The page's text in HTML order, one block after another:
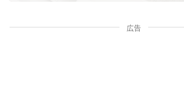
広告